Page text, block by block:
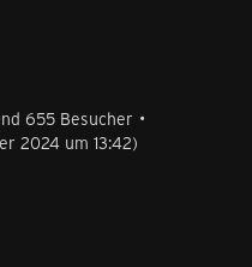
655 Besucher
2024 um 13:42)